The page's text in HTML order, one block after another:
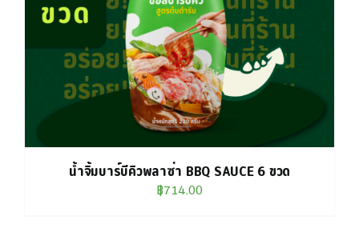
น้ำจิ้มบาร์บีคิวพลาซ่า BBQ SAUCE 6 ขวด
฿714.00